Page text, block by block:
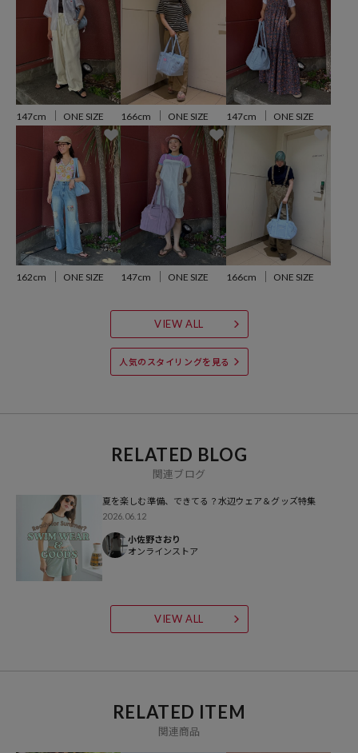
※掲載画像の商品の色味は、屋外や屋内の光の照射や角度により実物
と色味が異なる場合がざいます。また表示のサイズ感と実物は若干異
なる場合もございますので、予めご了承ください。
※着用、お取り扱いの際は、商品についている品質表示とアテンショ
ンタグを必ずご確認下さい。
参考価格
行予約・先行割引は含まれません）開始時点の価格です。
グラデーションカラーに手染めしたテキスタイルが特徴で、自然の風
景をイメージしたデザインが魅力です。
ています。
【FREAK'S STORE/フリークスストア】
「アメリカの豊かさとワクワク・ドキドキを日本に伝えたい」という
想いからスタート。
が本当に良いと思うものをセレクト。積極的に楽しむ生活体験者＝フ
147cm ONE SIZE 166cm ONE SIZE 147cm ONE SIZE
162cm ONE SIZE 147cm ONE SIZE 166cm ONE SIZE
VIEW ALL
人気のスタイリングを見る
RELATED BLOG
関連ブログ
夏を楽しむ準備、できてる？水辺ウェア＆グッズ特集
2026.06.12
小佐野さおり
オンラインストア
VIEW ALL
RELATED ITEM
関連商品